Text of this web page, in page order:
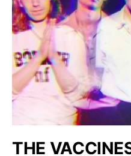
THE